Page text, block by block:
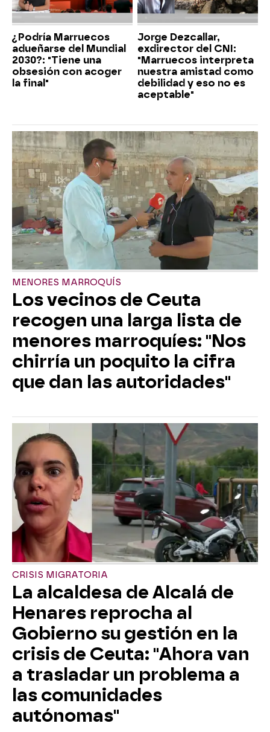
¿Podría Marruecos
adueñarse del Mundial
2030?: "Tiene una
obsesión con acoger
la final"
Jorge Dezcallar,
exdirector del CNI:
"Marruecos interpreta
nuestra amistad como
debilidad y eso no es
aceptable"
MENORES MARROQUÍS
Los vecinos de Ceuta
recogen una larga lista de
menores marroquíes: "Nos
chirría un poquito la cifra
que dan las autoridades"
CRISIS MIGRATORIA
La alcaldesa de Alcalá de
Henares reprocha al
Gobierno su gestión en la
crisis de Ceuta: "Ahora van
a trasladar un problema a
las comunidades
autónomas"